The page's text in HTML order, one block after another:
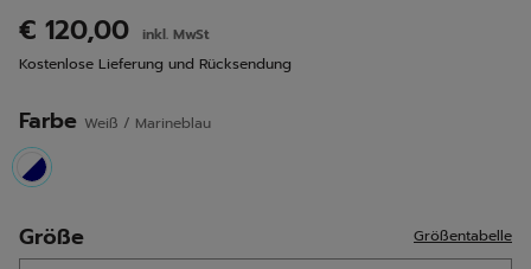
auf
derselben
Seite.
€ 120,00
inkl. MwSt
Kostenlose Lieferung und Rücksendung
Farbe Weiß / Marineblau
selected
Größe Größentabelle